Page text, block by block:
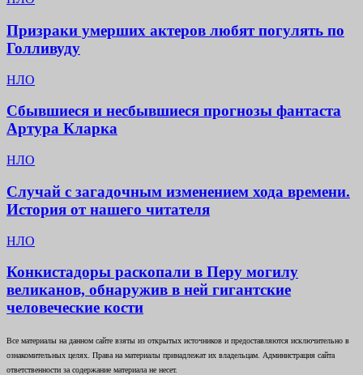
Призраки умерших актеров любят погулять по
Голливуду
НЛО
Сбывшиеся и несбывшиеся прогнозы фантаста
Артура Кларка
НЛО
Случай с загадочным изменением хода времени.
История от нашего читателя
НЛО
Конкистадоры раскопали в Перу могилу
великанов, обнаружив в ней гигантские
человеческие кости
Все материалы на данном сайте взяты из открытых источников и предоставляются исключительно в
ознакомительных целях. Права на материалы принадлежат их владельцам. Администрация сайта
ответственности за содержание материала не несет.